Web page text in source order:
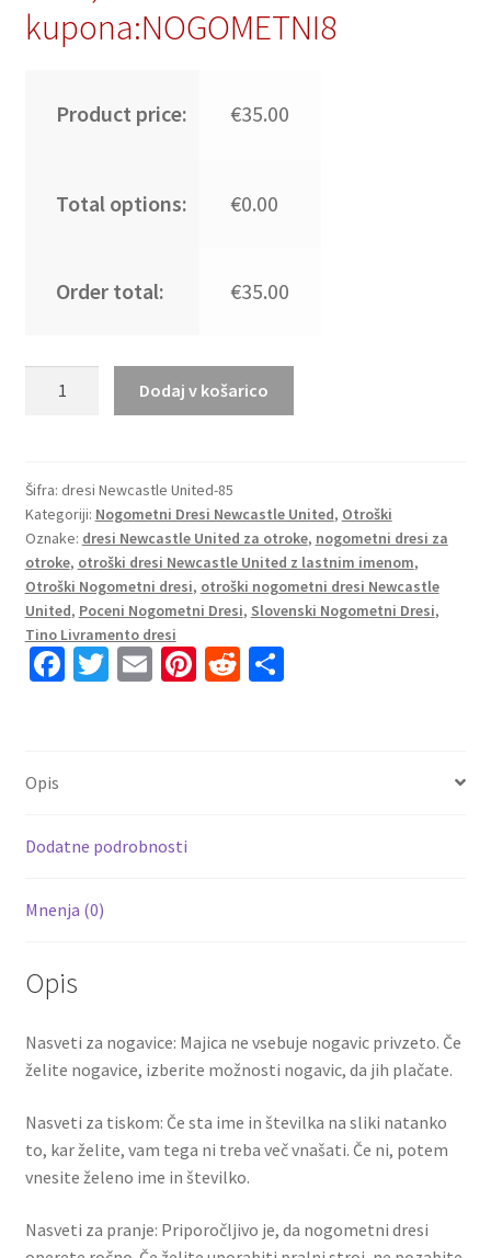
kupona:NOGOMETNI8
Product price: €35.00
Total options: €0.00
Order total: €35.00
Tino
Livramento
#21
Newcastle
United
Tretji
2025-
26
Dodaj v košarico
Šifra: dresi Newcastle United-85
Kategoriji: Nogometni Dresi Newcastle United, Otroški
Oznake: dresi Newcastle United za otroke, nogometni dresi za
otroke, otroški dresi Newcastle United z lastnim imenom,
Otroški Nogometni dresi, otroški nogometni dresi Newcastle
United, Poceni Nogometni Dresi, Slovenski Nogometni Dresi,
Tino Livramento dresi
Fa
k
T E Pi R S
Opis
Dodatne podrobnosti
Mnenja (0)
Opis
Nasveti za nogavice: Majica ne vsebuje nogavic privzeto. Če
želite nogavice, izberite možnosti nogavic, da jih plačate.
Nasveti za tiskom: Če sta ime in številka na sliki natanko
to, kar želite, vam tega ni treba več vnašati. Če ni, potem
vnesite želeno ime in številko.
Nasveti za pranje: Priporočljivo je, da nogometni dresi